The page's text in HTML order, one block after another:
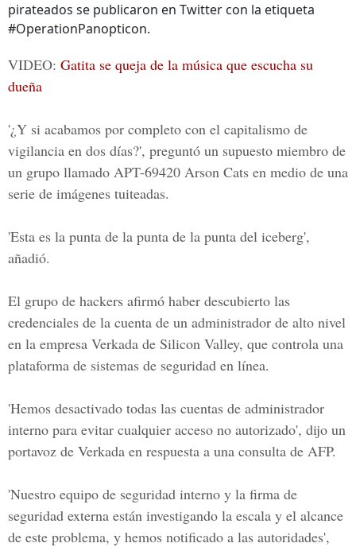
pirateados se publicaron en Twitter con la etiqueta
#OperationPanopticon.
VIDEO: Gatita se queja de la música que escucha su
dueña
'¿Y si acabamos por completo con el capitalismo de
vigilancia en dos días?', preguntó un supuesto miembro de
un grupo llamado APT-69420 Arson Cats en medio de una
serie de imágenes tuiteadas.
'Esta es la punta de la punta de la punta del iceberg',
añadió.
El grupo de hackers afirmó haber descubierto las
credenciales de la cuenta de un administrador de alto nivel
en la empresa Verkada de Silicon Valley, que controla una
plataforma de sistemas de seguridad en línea.
'Hemos desactivado todas las cuentas de administrador
interno para evitar cualquier acceso no autorizado', dijo un
portavoz de Verkada en respuesta a una consulta de AFP.
'Nuestro equipo de seguridad interno y la firma de
seguridad externa están investigando la escala y el alcance
de este problema, y hemos notificado a las autoridades',